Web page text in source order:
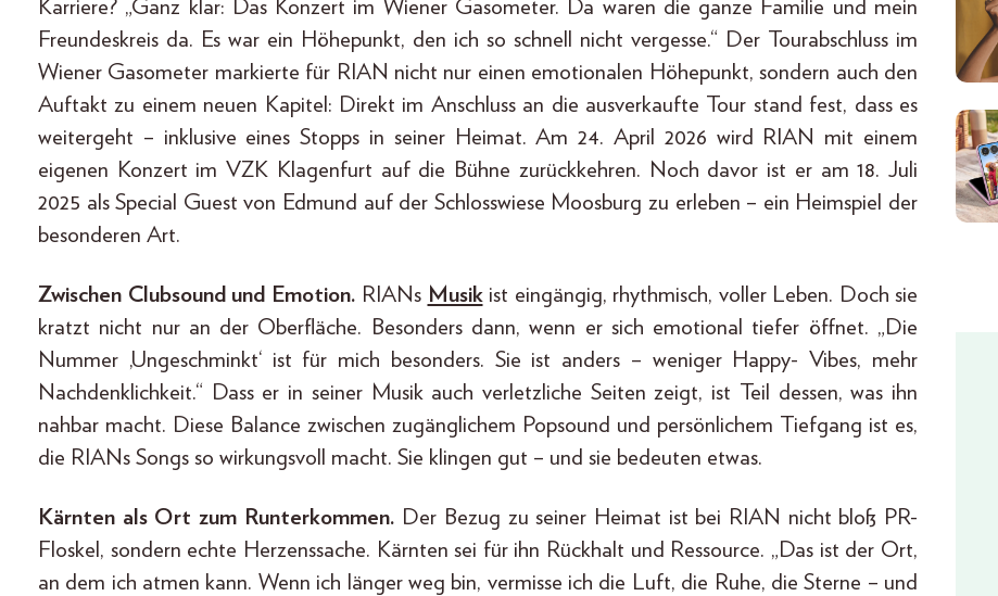
Karriere? „Ganz klar: Das Konzert im Wiener Gasometer. Da waren die ganze Familie und mein
Freundeskreis da. Es war ein Höhepunkt, den ich so schnell nicht vergesse.“ Der Tourabschluss im
Wiener Gasometer markierte für RIAN nicht nur einen emotionalen Höhepunkt, sondern auch den
Auftakt zu einem neuen Kapitel: Direkt im Anschluss an die ausverkaufte Tour stand fest, dass es
weitergeht – inklusive eines Stopps in seiner Heimat. Am 24. April 2026 wird RIAN mit einem
eigenen Konzert im VZK Klagenfurt auf die Bühne zurückkehren. Noch davor ist er am 18. Juli
2025 als Special Guest von Edmund auf der Schlosswiese Moosburg zu erleben – ein Heimspiel der
besonderen Art.
Zwischen Clubsound und Emotion. RIANs Musikist eingängig, rhythmisch, voller Leben. Doch sie
kratzt nicht nur an der Oberfläche. Besonders dann, wenn er sich emotional tiefer öffnet. „Die
Nummer ‚Ungeschminkt‘ ist für mich besonders. Sie ist anders – weniger Happy- Vibes, mehr
Nachdenklichkeit.“ Dass er in seiner Musik auch verletzliche Seiten zeigt, ist Teil dessen, was ihn
nahbar macht. Diese Balance zwischen zugänglichem Popsound und persönlichem Tiefgang ist es,
die RIANs Songs so wirkungsvoll macht. Sie klingen gut – und sie bedeuten etwas.
Kärnten als Ort zum Runterkommen. Der Bezug zu seiner Heimat ist bei RIAN nicht bloß PR-
Floskel, sondern echte Herzenssache. Kärnten sei für ihn Rückhalt und Ressource. „Das ist der Ort,
an dem ich atmen kann. Wenn ich länger weg bin, vermisse ich die Luft, die Ruhe, die Sterne – und